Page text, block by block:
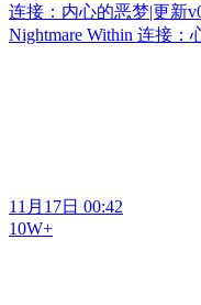
连接：内心的恶梦|更新
Nightmare Within 连接：
11月17日 00:42
10W+